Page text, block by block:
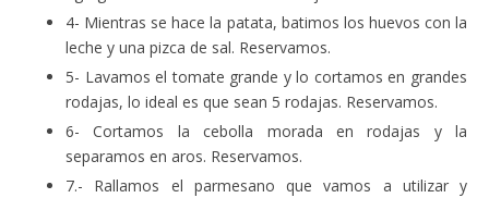
4- Mientras se hace la patata, batimos los huevos con la
leche y una pizca de sal. Reservamos.
5- Lavamos el tomate grande y lo cortamos en grandes
rodajas, lo ideal es que sean 5 rodajas. Reservamos.
6- Cortamos la cebolla morada en rodajas y la
separamos en aros. Reservamos.
7.- Rallamos el parmesano que vamos a utilizar y